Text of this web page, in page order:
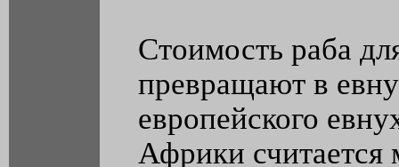
Стоимость раба
превращают в
европейского
Африки